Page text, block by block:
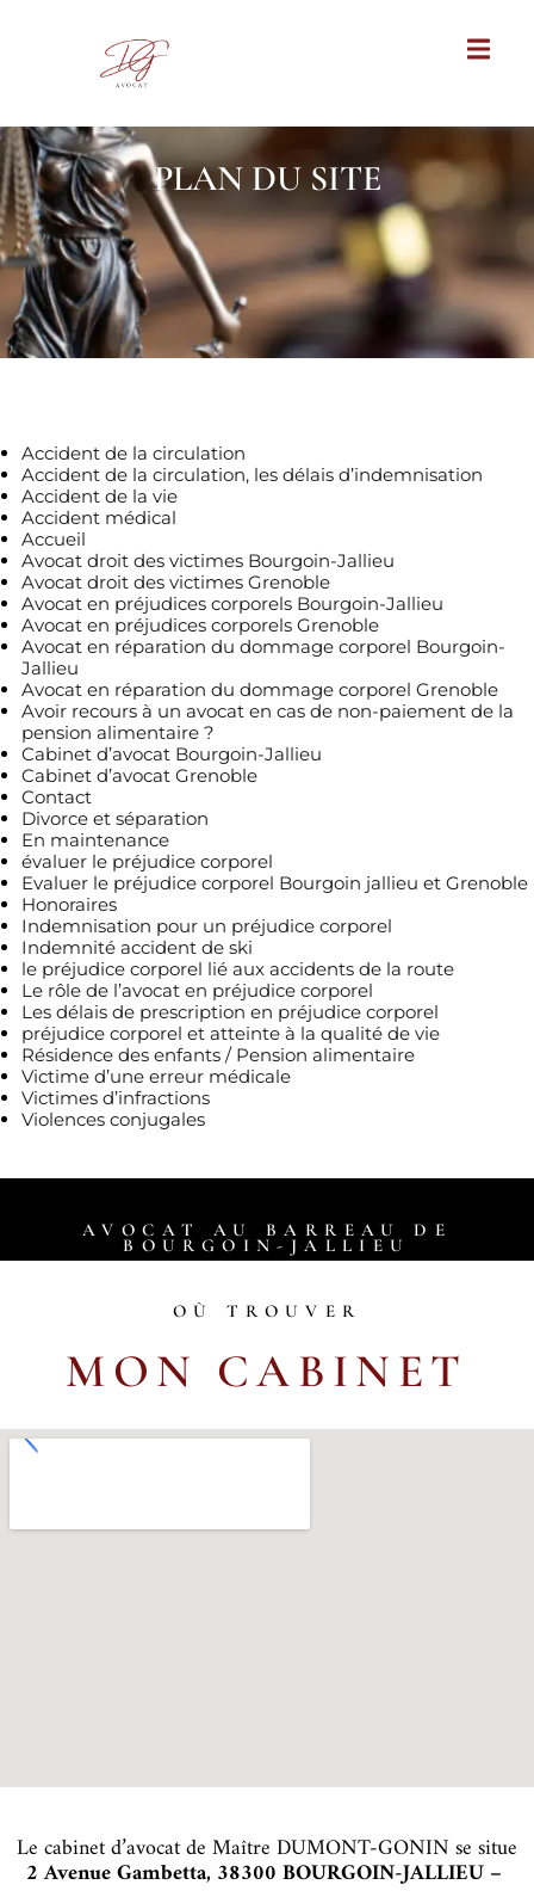
PLAN DU SITE
Accident de la circulation
Accident de la circulation, les délais d’indemnisation
Accident de la vie
Accident médical
Accueil
Avocat droit des victimes Bourgoin-Jallieu
Avocat droit des victimes Grenoble
Avocat en préjudices corporels Bourgoin-Jallieu
Avocat en préjudices corporels Grenoble
Avocat en réparation du dommage corporel Bourgoin-
Jallieu
Avocat en réparation du dommage corporel Grenoble
Avoir recours à un avocat en cas de non-paiement de la
pension alimentaire ?
Cabinet d’avocat Bourgoin-Jallieu
Cabinet d’avocat Grenoble
Contact
Divorce et séparation
En maintenance
évaluer le préjudice corporel
Evaluer le préjudice corporel Bourgoin jallieu et Grenoble
Honoraires
Indemnisation pour un préjudice corporel
Indemnité accident de ski
le préjudice corporel lié aux accidents de la route
Le rôle de l’avocat en préjudice corporel
Les délais de prescription en préjudice corporel
préjudice corporel et atteinte à la qualité de vie
Résidence des enfants / Pension alimentaire
Victime d’une erreur médicale
Victimes d’infractions
Violences conjugales
AVOCAT AU BARREAU DE
BOURGOIN-JALLIEU
OÙ TROUVER
MON CABINET
Le cabinet d’avocat de Maître DUMONT-GONIN se situe
2 Avenue Gambetta, 38300 BOURGOIN-JALLIEU –